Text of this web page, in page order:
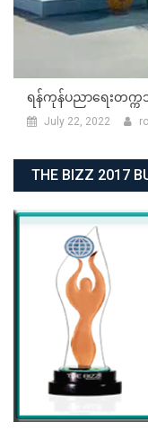
ရန်ကုန်ပညာရေးတက္က
July 22, 2022
THE BIZZ 2017